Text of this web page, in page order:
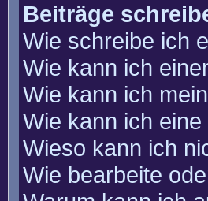
Beiträge
Wie schreibe ich
Wie kann ich
Wie kann ich
Wie kann ich
Wieso kann ich
Wie bearbeite